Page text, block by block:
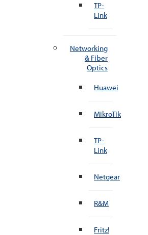
TP-
Link
Networking
& Fiber
Optics
Huawei
MikroTik
TP-
Link
Netgear
R&M
Fritz!